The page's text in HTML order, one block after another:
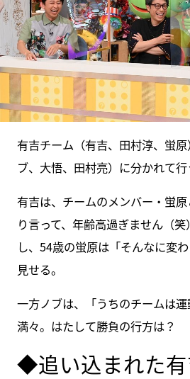
有吉チーム（有吉、田村淳、蛍
ブ、大悟、田村亮）に分かれて行
有吉は、チームのメンバー・蛍
り言って、年齢高過ぎません（
し、54歳の蛍原は「そんなに変
見せる。
一方ノブは、「うちのチームは
満々。はたして勝負の行方は？
◆追い込まれた